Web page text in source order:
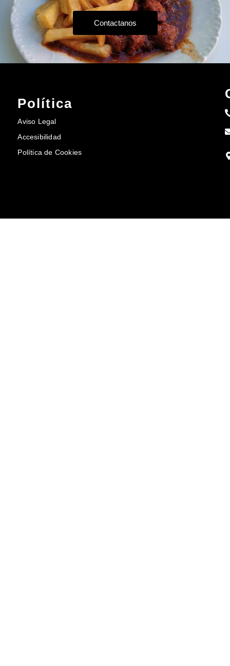
Contactanos
Política
Aviso Legal
Accesibilidad
Política de Cookies